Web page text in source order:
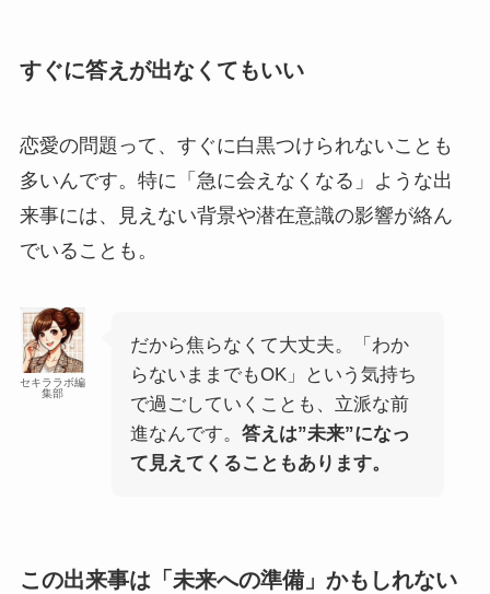
すぐに答えが出なくてもいい
恋愛の問題って、すぐに白黒つけられないことも
多いんです。特に「急に会えなくなる」ような出
来事には、見えない背景や潜在意識の影響が絡ん
でいることも。
セキララボ編
集部
だから焦らなくて大丈夫。「わか
らないままでもOK」という気持ち
で過ごしていくことも、立派な前
進なんです。 答えは”未来”になっ
て見えてくることもあります。
この出来事は「未来への準備」かもしれない